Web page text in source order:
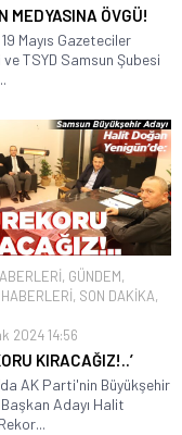
MEDYASINA ÖVGÜ!
Mayıs Gazeteciler
TSYD Samsun Şubesi
, GÜNDEM,
, SON DAKİKA,
2024 14:56
KIRACAĞIZ!..’
AK Parti'nin Büyükşehir
Adayı Halit